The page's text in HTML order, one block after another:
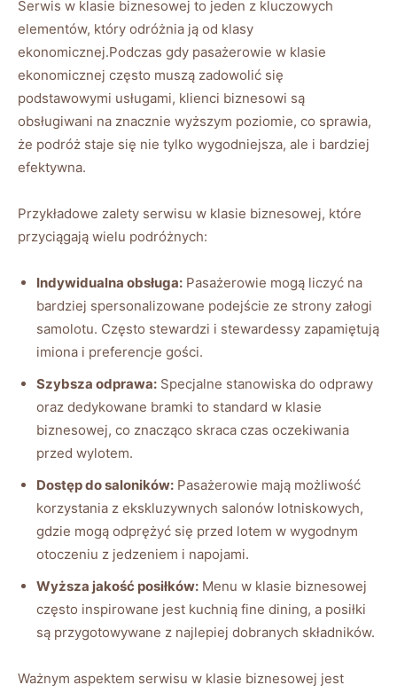
Serwis ⁢w klasie biznesowej‍ to jeden z‌ kluczowych
elementów, który ⁣odróżnia ⁣ją od klasy
ekonomicznej.Podczas gdy pasażerowie w⁤ klasie
ekonomicznej często muszą‌ zadowolić‍ się​
podstawowymi usługami, klienci biznesowi są
obsługiwani na znacznie wyższym poziomie, ​co sprawia,
że ⁢podróż staje się nie tylko wygodniejsza, ⁤ale ‌i‌ bardziej
⁤efektywna.
Przykładowe ​zalety serwisu w ⁣klasie biznesowej, które
przyciągają wielu⁤ podróżnych:
Indywidualna obsługa: Pasażerowie mogą liczyć na​
bardziej spersonalizowane podejście ze strony załogi
samolotu. Często‍ stewardzi i stewardessy zapamiętują
⁣imiona i preferencje gości.
Szybsza odprawa: Specjalne stanowiska do ​odprawy‌
oraz dedykowane bramki to standard ‌w ‌klasie
biznesowej, co‌ znacząco skraca czas oczekiwania⁣
przed‍ wylotem.
Dostęp ‌do saloników: Pasażerowie ‍mają ‌możliwość
korzystania z ekskluzywnych salonów lotniskowych,
gdzie mogą odprężyć ‍się przed lotem w wygodnym
otoczeniu‌ z jedzeniem ⁤i napojami.
Wyższa jakość ⁤posiłków: Menu w klasie biznesowej
często inspirowane jest kuchnią⁢ fine dining, a posiłki
są przygotowywane z najlepiej dobranych składników.
Ważnym ‌aspektem serwisu‌ w ⁣klasie⁣ biznesowej⁤ jest